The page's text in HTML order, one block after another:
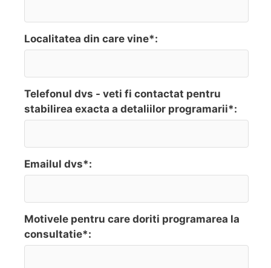
Localitatea din care vine*:
Telefonul dvs - veti fi contactat pentru
stabilirea exacta a detaliilor programarii*:
Emailul dvs*:
Motivele pentru care doriti programarea la
consultatie*: